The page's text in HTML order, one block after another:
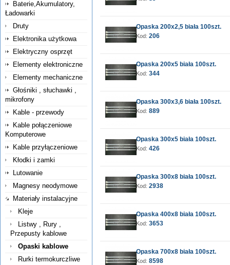
Baterie,Akumulatory,
Ładowarki
Druty
Elektronika użytkowa
Elektryczny osprzęt
Elementy elektroniczne
Elementy mechaniczne
Głośniki , słuchawki ,
mikrofony
Kable - przewody
Kable połączeniowe
Komputerowe
Kable przyłączeniowe
Kłodki i zamki
Lutowanie
Magnesy neodymowe
Materiały instalacyjne
Kleje
Listwy , Rury ,
Przepusty kablowe
Opaski kablowe
Rurki termokurczliwe
Opaska 200x2,5 biała 100szt.
Kod: 206
Opaska 200x5 biała 100szt.
Kod: 344
Opaska 300x3,6 biała 100szt.
Kod: 889
Opaska 300x5 biała 100szt.
Kod: 426
Opaska 300x8 biała 100szt.
Kod: 2938
Opaska 400x8 biała 100szt.
Kod: 3653
Opaska 700x8 biała 100szt.
Kod: 8598